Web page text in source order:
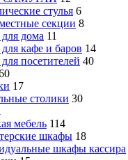
стулья 6
секции 8
дома 11
кафе и баров 14
посетителей 40
17
столики 30
мебель 114
шкафы 18
шкафы кассира